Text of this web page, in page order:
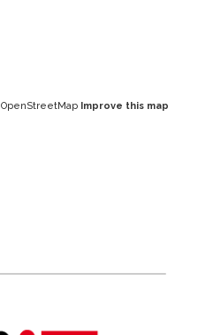
OpenStreetMap Improve this map